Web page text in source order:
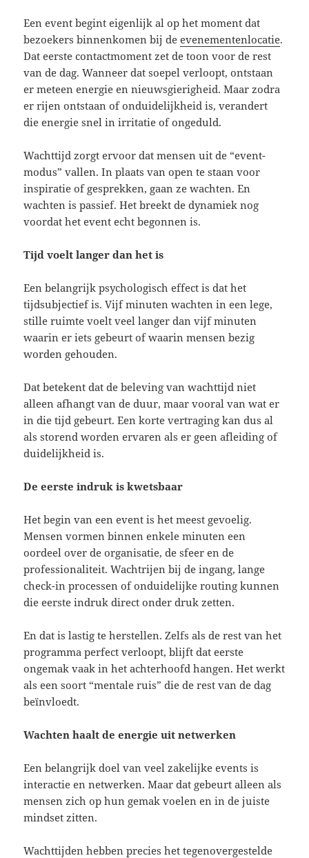
Een event begint eigenlijk al op het moment dat
bezoekers binnenkomen bij deevenementenlocatie.
Dat eerste contactmoment zet de toon voor de rest
van de dag. Wanneer dat soepel verloopt, ontstaan
er meteen energie en nieuwsgierigheid. Maar zodra
er rijen ontstaan of onduidelijkheid is, verandert
die energie snel in irritatie of ongeduld.
Wachttijd zorgt ervoor dat mensen uit de “event-
modus” vallen. In plaats van open te staan voor
inspiratie of gesprekken, gaan ze wachten. En
wachten is passief. Het breekt de dynamiek nog
voordat het event echt begonnen is.
Tijd voelt langer dan het is
Een belangrijk psychologisch effect is dat het
tijdsubjectief is. Vijf minuten wachten in een lege,
stille ruimte voelt veel langer dan vijf minuten
waarin er iets gebeurt of waarin mensen bezig
worden gehouden.
Dat betekent dat de beleving van wachttijd niet
alleen afhangt van de duur, maar vooral van wat er
in die tijd gebeurt. Een korte vertraging kan dus al
als storend worden ervaren als er geen afleiding of
duidelijkheid is.
De eerste indruk is kwetsbaar
Het begin van een event is het meest gevoelig.
Mensen vormen binnen enkele minuten een
oordeel over de organisatie, de sfeer en de
professionaliteit. Wachtrijen bij de ingang, lange
check-in processen of onduidelijke routing kunnen
die eerste indruk direct onder druk zetten.
En dat is lastig te herstellen. Zelfs als de rest van het
programma perfect verloopt, blijft dat eerste
ongemak vaak in het achterhoofd hangen. Het werkt
als een soort “mentale ruis” die de rest van de dag
beïnvloedt.
Wachten haalt de energie uit netwerken
Een belangrijk doel van veel zakelijke events is
interactie en netwerken. Maar dat gebeurt alleen als
mensen zich op hun gemak voelen en in de juiste
mindset zitten.
Wachttijden hebben precies het tegenovergestelde